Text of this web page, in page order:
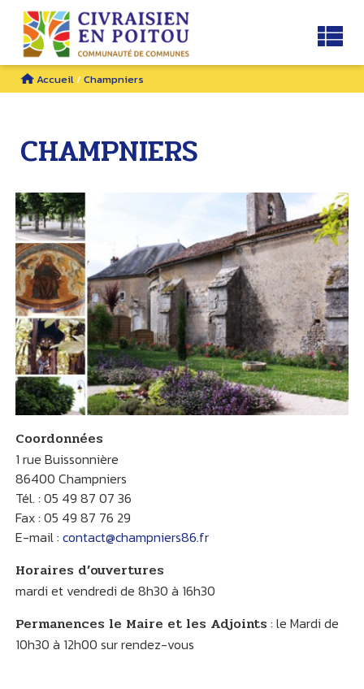
Accueil/ Champniers
CHAMPNIERS
Coordonnées
1 rue Buissonnière
86400 Champniers
Tél. : 05 49 87 07 36
Fax : 05 49 87 76 29
E-mail : contact@champniers86.fr
Horaires d’ouvertures
mardi et vendredi de 8h30 à 16h30
Permanences le Maire et les Adjoints : le Mardi de
10h30 à 12h00 sur rendez-vous